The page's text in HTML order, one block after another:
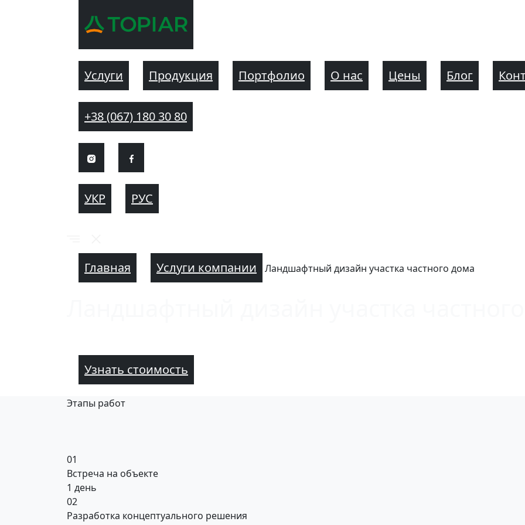
Услуги Продукция Портфолио О нас Цены Блог
+38 (067) 180 30 80
УКР РУС
Главная Услуги компании Ландшафтный дизайн участка частного дома
Узнать стоимость
Этапы работ
01
Встреча на объекте
1 день
02
Разработка концептуального решения